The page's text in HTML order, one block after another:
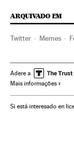
ARQUIVADO EM
Twitter Memes
Sistema educativo
Telecomunicações
Tentaciones
Adere a
Mais informações
Si está interesado en